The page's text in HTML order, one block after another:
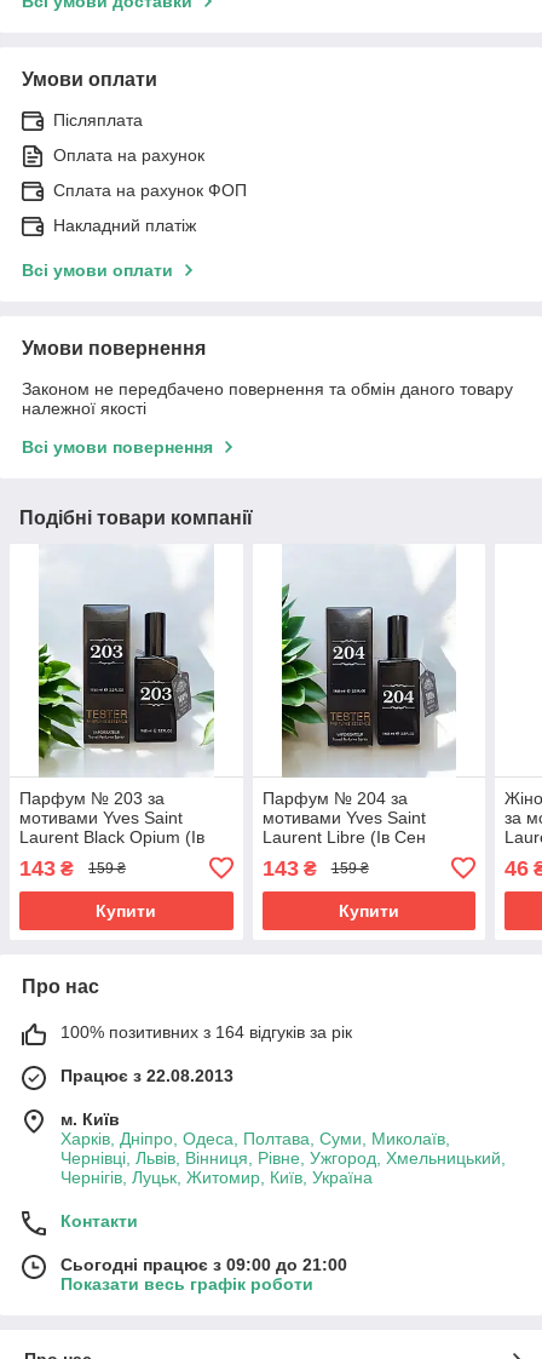
Умови оплати
Післяплата
Оплата на рахунок
Сплата на рахунок ФОП
Накладний платіж
Всі умови оплати
Умови повернення
Законом не передбачено повернення та обмін даного товару
належної якості
Всі умови повернення
Подібні товари компанії
Парфум № 203 за
мотивами Yves Saint
Laurent Black Opium (Ів
Сен Лоран Блек Опіум) 65
мл
143 ₴ 159 ₴
Купити
Парфум № 204 за
мотивами Yves Saint
Laurent Libre (Ів Сен
143₴ 159 ₴
Купити
за
мл.
46
Про нас
100% позитивних з 164 відгуків за рік
Працює з 22.08.2013
м. Київ
Харків, Дніпро, Одеса, Полтава, Суми, Миколаїв,
Чернівці, Львів, Вінниця, Рівне, Ужгород, Хмельницький,
Чернігів, Луцьк, Житомир, Київ, Україна
Контакти
Сьогодні працює з 09:00 до 21:00
Показати весь графік роботи